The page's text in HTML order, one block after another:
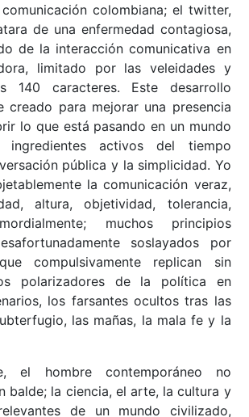
colombiana; el twitter,
de una enfermedad contagiosa,
de la interacción comunicativa en
limitado por las veleidades y
140 caracteres. Este desarrollo
creado para mejorar una presencia
lo que está pasando en un mundo
activos del tiempo
pública y la simplicidad. Yo
la comunicación veraz,
altura, objetividad, tolerancia,
muchos principios
soslayados por
compulsivamente replican sin
polarizadores de la política en
los farsantes ocultos tras las
las mañas, la mala fe y la
el hombre contemporáneo no
balde; la ciencia, el arte, la cultura y
de un mundo civilizado,